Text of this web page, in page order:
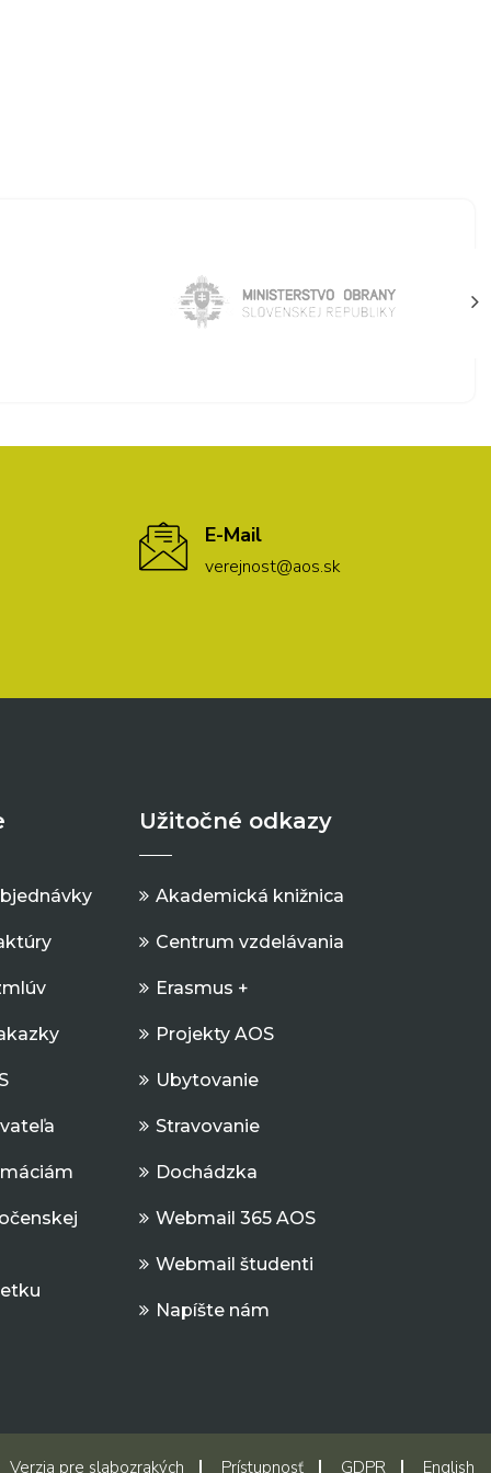
E-Mail
verejnost@aos.sk
Užitočné odkazy
Akademická knižnica
Centrum vzdelávania
Erasmus +
Projekty AOS
Ubytovanie
Stravovanie
Dochádzka
Webmail 365 AOS
Webmail študenti
Napíšte nám
Verzia pre slabozrakých Prístupnosť GDPR English